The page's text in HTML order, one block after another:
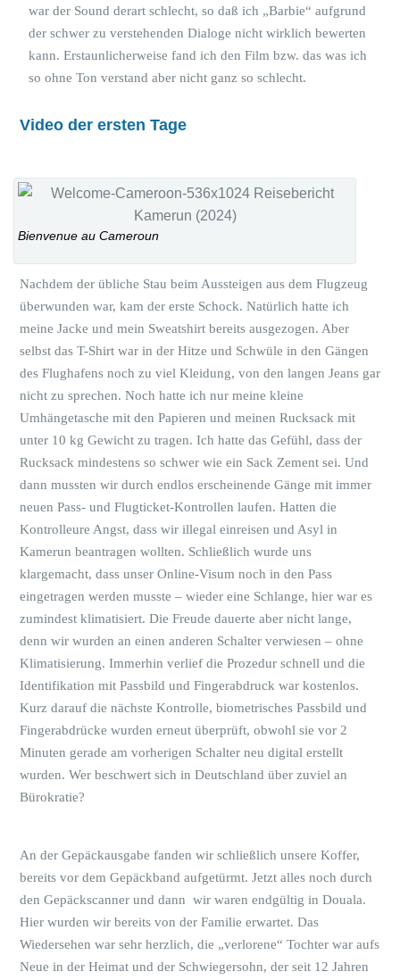
war der Sound derart schlecht, so daß ich „Barbie“ aufgrund
der schwer zu verstehenden Dialoge nicht wirklich bewerten
kann. Erstaunlicherweise fand ich den Film bzw. das was ich
so ohne Ton verstand aber nicht ganz so schlecht.
Video der ersten Tage
Bienvenue au Cameroun
Nachdem der übliche Stau beim Aussteigen aus dem Flugzeug
überwunden war, kam der erste Schock. Natürlich hatte ich
meine Jacke und mein Sweatshirt bereits ausgezogen. Aber
selbst das T-Shirt war in der Hitze und Schwüle in den Gängen
des Flughafens noch zu viel Kleidung, von den langen Jeans gar
nicht zu sprechen. Noch hatte ich nur meine kleine
Umhängetasche mit den Papieren und meinen Rucksack mit
unter 10 kg Gewicht zu tragen. Ich hatte das Gefühl, dass der
Rucksack mindestens so schwer wie ein Sack Zement sei. Und
dann mussten wir durch endlos erscheinende Gänge mit immer
neuen Pass- und Flugticket-Kontrollen laufen. Hatten die
Kontrolleure Angst, dass wir illegal einreisen und Asyl in
Kamerun beantragen wollten. Schließlich wurde uns
klargemacht, dass unser Online-Visum noch in den Pass
eingetragen werden musste – wieder eine Schlange, hier war es
zumindest klimatisiert. Die Freude dauerte aber nicht lange,
denn wir wurden an einen anderen Schalter verwiesen – ohne
Klimatisierung. Immerhin verlief die Prozedur schnell und die
Identifikation mit Passbild und Fingerabdruck war kostenlos.
Kurz darauf die nächste Kontrolle, biometrisches Passbild und
Fingerabdrücke wurden erneut überprüft, obwohl sie vor 2
Minuten gerade am vorherigen Schalter neu digital erstellt
wurden. Wer beschwert sich in Deutschland über zuviel an
Bürokratie?
An der Gepäckausgabe fanden wir schließlich unsere Koffer,
bereits vor dem Gepäckband aufgetürmt. Jetzt alles noch durch
den Gepäckscanner und dann wir waren endgültig in Douala.
Hier wurden wir bereits von der Familie erwartet. Das
Wiedersehen war sehr herzlich, die „verlorene“ Tochter war aufs
Neue in der Heimat und der Schwiegersohn, der seit 12 Jahren